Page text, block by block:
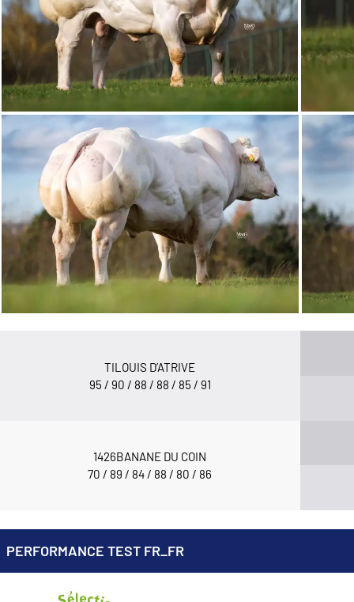
TILOUIS D’ATRIVE
95 / 90 / 88 / 88 / 85 / 91
1426BANANE DU COIN
70 / 89 / 84 / 88 / 80 / 86
PERFORMANCE TEST FR_FR